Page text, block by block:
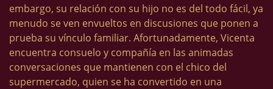
embargo, su relación con su hijo no es del todo fácil, ya
menudo se ven envueltos en discusiones que ponen a
prueba su vínculo familiar. Afortunadamente, Vicenta
encuentra consuelo y compañía en las animadas
conversaciones que mantienen con el chico del
supermercado, quien se ha convertido en una